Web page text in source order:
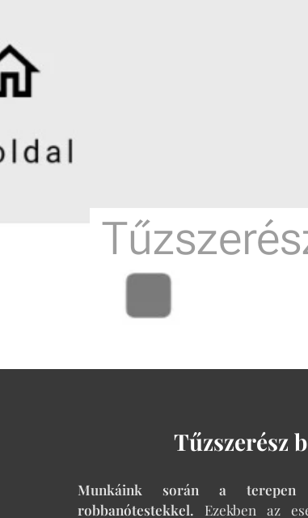
Tűzszerész
Munkáink során a terepen
robbanótestekkel. Ezekben az